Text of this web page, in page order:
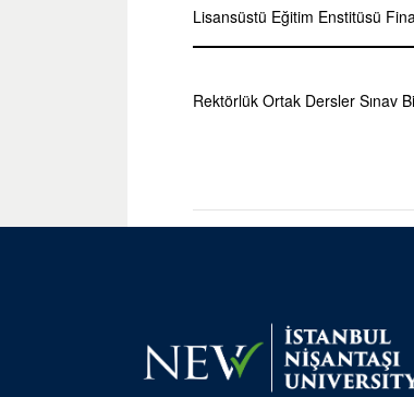
Lisansüstü Eğitim Enstitüsü
Rektörlük Ortak Dersler Sınav